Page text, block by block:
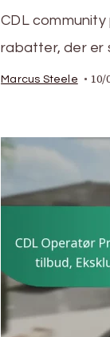
CDL
rabatter, der er
Marcus Steele 10/